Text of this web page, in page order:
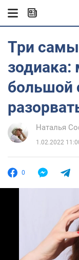
Три
зодиака:
большой
Наталья
1.02.2022
0